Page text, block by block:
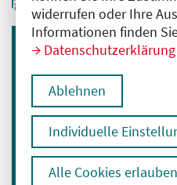
widerrufen oder Ihre
Informationen finden
Datenschutzerklärung
Ablehnen
Individuelle
Alle Cookies erlauben
Melden Sie sich für
E-Mail-Adresse eingeben
Anmelden